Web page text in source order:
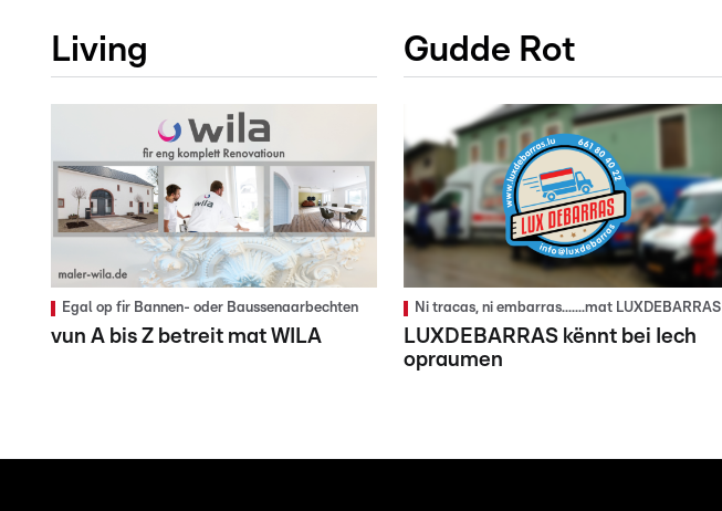
Living
Egal op fir Bannen- oder Baussenaarbechten
vun A bis Z betreit mat WILA
Gudde Rot
Ni tracas, ni embarras.......mat LUXDEBARRAS
LUXDEBARRAS kënnt bei Iech
opraumen